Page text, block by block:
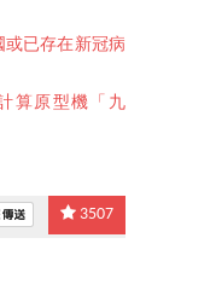
或已存在新冠病
算原型機「九
3507